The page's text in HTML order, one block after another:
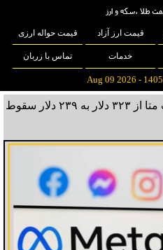
قیمت ارز آزاد قیمت حواله ارزی
خدمات تماس با زربان
اقتصادي | ارزش هر سهم شرکت متا از ۳۲۳ دلار به ۲۳۹ دلار سقوط